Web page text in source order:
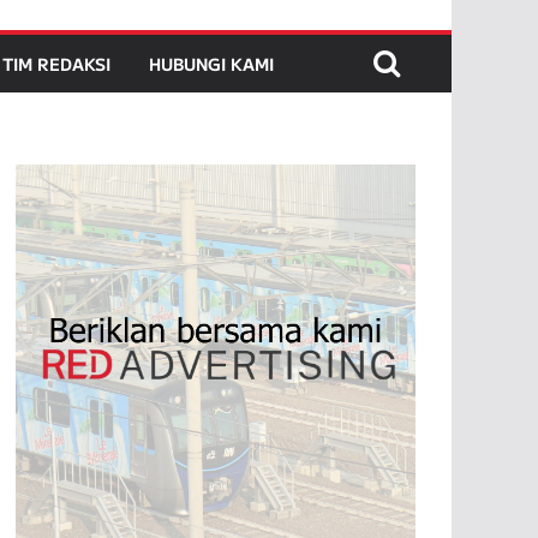
TIM REDAKSI HUBUNGI KAMI